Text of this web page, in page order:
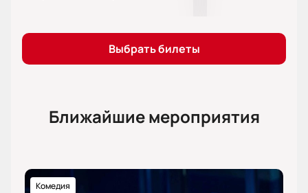
Выбрать билеты
Ближайшие мероприятия
Комедия